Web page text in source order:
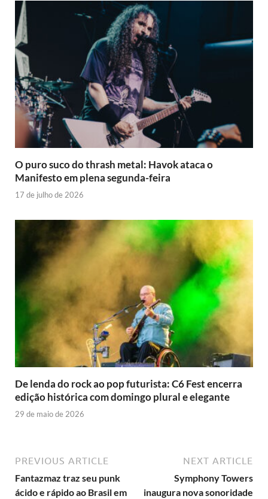
O puro suco do thrash metal: Havok ataca o
Manifesto em plena segunda-feira
17 de julho de 2026
De lenda do rock ao pop futurista: C6 Fest encerra
edição histórica com domingo plural e elegante
29 de maio de 2026
PREVIOUS ARTICLE
Fantazmaz traz seu punk
ácido e rápido ao Brasil em
NEXT ARTICLE
Symphony Towers
inaugura nova sonoridade